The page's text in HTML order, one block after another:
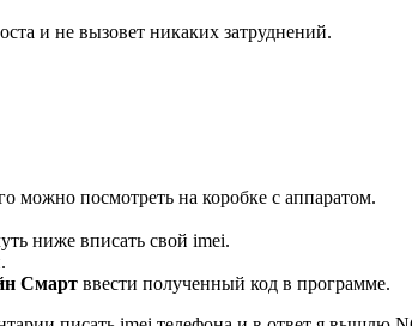
и не вызовет никаких затруднений.
можно посмотреть на коробке с аппаратом.
ниже вписать свой imei.
Смарт ввести полученный код в программе.